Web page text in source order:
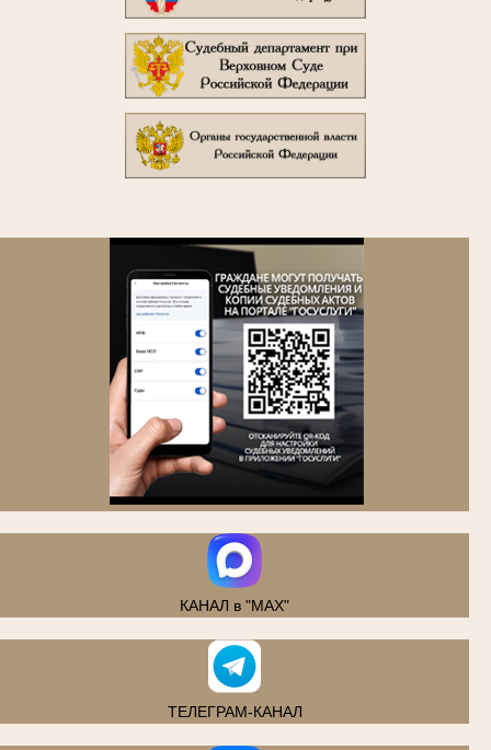
КАНАЛ в "MAX"
ТЕЛЕГРАМ-КАНАЛ